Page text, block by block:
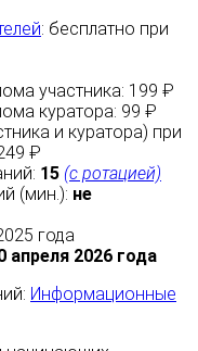
: бесплатно при
участника: 199 ₽
куратора: 99 ₽
и куратора) при
₽
15 (с ротацией)
(мин.): не
года
апреля 2026 года
Информационные